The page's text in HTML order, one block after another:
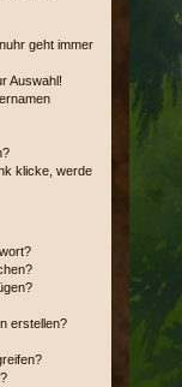
geht immer
Auswahl!
klicke, werde
erstellen?